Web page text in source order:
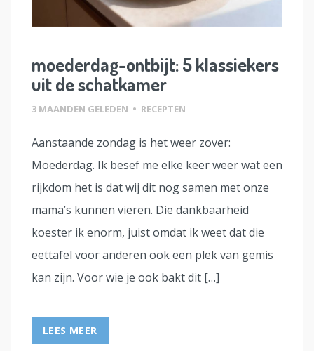
moederdag-ontbijt: 5 klassiekers
uit de schatkamer
3 MAANDEN GELEDEN • RECEPTEN
Aanstaande zondag is het weer zover:
Moederdag. Ik besef me elke keer weer wat een
rijkdom het is dat wij dit nog samen met onze
mama’s kunnen vieren. Die dankbaarheid
koester ik enorm, juist omdat ik weet dat die
eettafel voor anderen ook een plek van gemis
kan zijn. Voor wie je ook bakt dit […]
LEES MEER